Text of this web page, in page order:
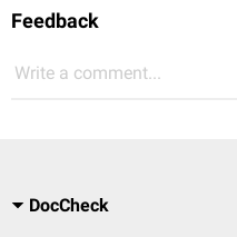
Feedback
Write a comment...
DocCheck